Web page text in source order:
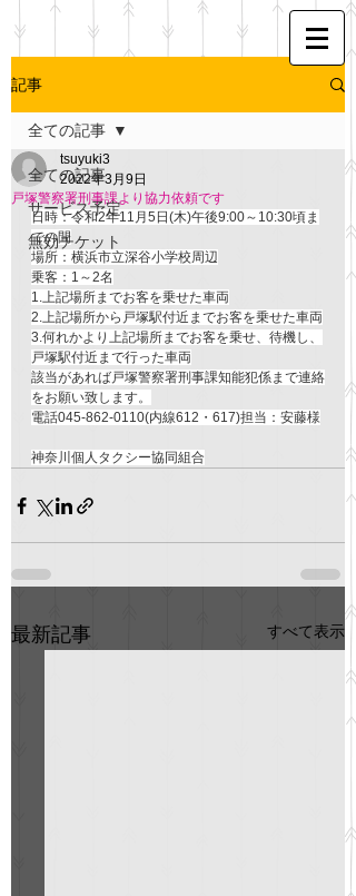
記事
全ての記事
サービス予定
無効チケット
全ての記事
戸塚警察署刑事課より協力依頼です
tsuyuki3
2022年3月9日
日時：令和2年11月5日(木)午後9:00～10:30頃ま
での間
場所：横浜市立深谷小学校周辺
乗客：1～2名
1.上記場所までお客を乗せた車両
2.上記場所から戸塚駅付近までお客を乗せた車両
3.何れかより上記場所までお客を乗せ、待機し、
戸塚駅付近まで行った車両
該当があれば戸塚警察署刑事課知能犯係まで連絡
をお願い致します。
電話045-862-0110(内線612・617)担当：安藤様
神奈川個人タクシー協同組合
最新記事 すべて表示